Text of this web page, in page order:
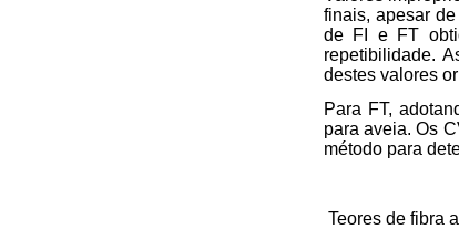
finais, apesar
de FI e FT
repetibilidade.
destes valores
Para FT,
para aveia. Os
método para
Teores de fibra